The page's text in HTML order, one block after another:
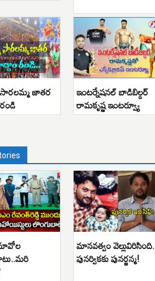
సారలమ్మ జాతర ఇంటర్నేషనల్ బాడిబిల్డర్
రామకృష్ణ ఇంటర్వ్యూ
మానవత్వం వెల్లువిరిసింది.
పునర్వికకు పునర్జన్మ!